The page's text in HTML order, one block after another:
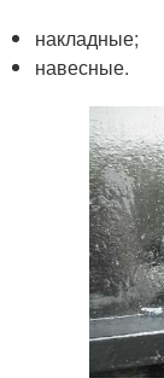
накладные;
навесные.